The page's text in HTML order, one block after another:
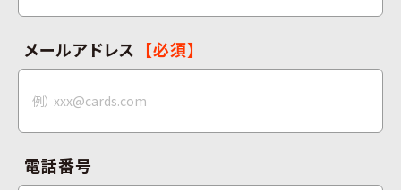
メールアドレス 【必須】
電話番号